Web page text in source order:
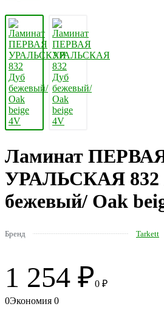
Ламинат
УРАЛЬСКАЯ 832
бежевый/ Oak
Бренд Tarkett
1 254 ₽0 ₽
0Экономия 0